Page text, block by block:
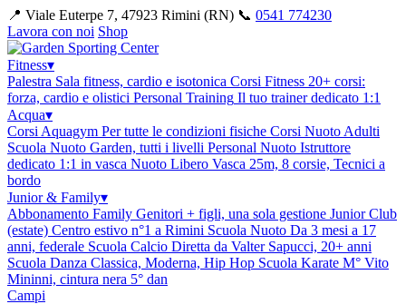
📍 Viale Euterpe 7, 47923 Rimini (RN) 📞 0541 774230
Lavora con noi Shop
Fitness▾
Palestra Sala fitness, cardio e isotonica Corsi Fitness 20+ corsi:
forza, cardio e olistici Personal Training Il tuo trainer dedicato 1:1
Acqua▾
Corsi Aquagym Per tutte le condizioni fisiche Corsi Nuoto Adulti
Scuola Nuoto Garden, tutti i livelli Personal Nuoto Istruttore
dedicato 1:1 in vasca Nuoto Libero Vasca 25m, 8 corsie, Tecnici a
bordo
Junior & Family▾
Abbonamento Family Genitori + figli, una sola gestione Junior Club
(estate) Centro estivo n°1 a Rimini Scuola Nuoto Da 3 mesi a 17
anni, federale Scuola Calcio Diretta da Valter Sapucci, 20+ anni
Scuola Danza Classica, Moderna, Hip Hop Scuola Karate M° Vito
Mininni, cintura nera 5° dan
Campi